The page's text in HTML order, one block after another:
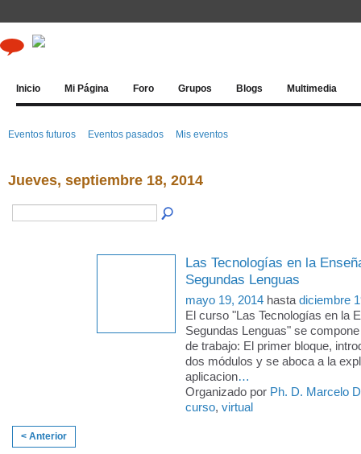
Inicio Mi Página Foro Grupos Blogs Multimedia
Eventos futuros Eventos pasados Mis eventos
Jueves, septiembre 18, 2014
Las Tecnologías en la
Segundas Lenguas
mayo 19, 2014 hasta diciembre
El curso "Las Tecnologías en la
Segundas Lenguas" se
de trabajo: El primer bloque,
dos módulos y se aboca a la
aplicacion…
Organizado por Ph. D. Marcelo
curso, virtual
< Anterior